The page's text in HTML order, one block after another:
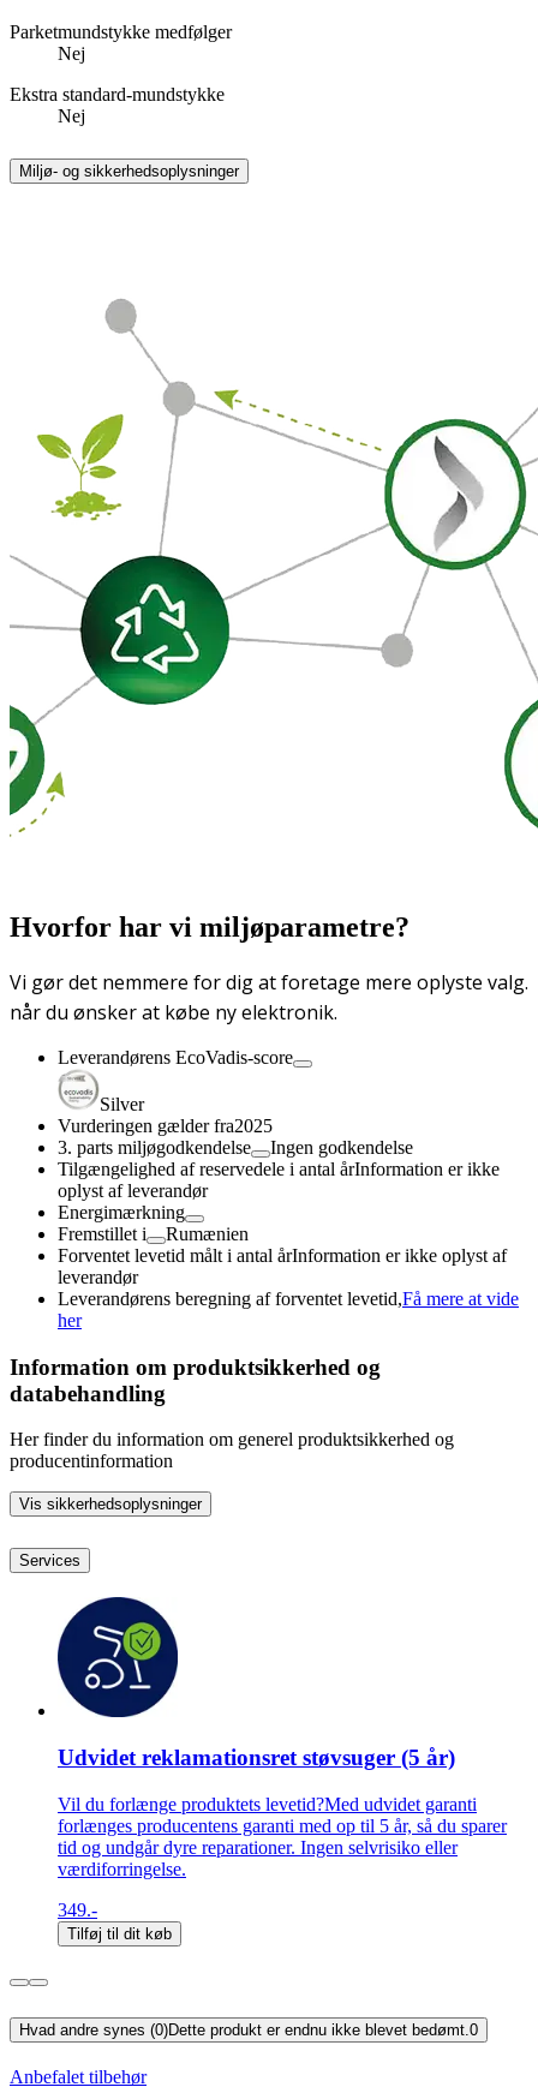
Parketmundstykke medfølger
Nej
Ekstra standard-mundstykke
Nej
Miljø- og sikkerhedsoplysninger
Hvorfor har vi miljøparametre?
Vi gør det nemmere for dig at foretage mere oplyste valg.
når du ønsker at købe ny elektronik.
Leverandørens EcoVadis-score
Silver
Vurderingen gælder fra2025
3. parts miljøgodkendelse
Ingen godkendelse
Tilgængelighed af reservedele i antal årInformation er ikke
oplyst af leverandør
Energimærkning
Fremstillet i
Rumænien
Forventet levetid målt i antal årInformation er ikke oplyst af
leverandør
Leverandørens beregning af forventet levetid,Få mere at vide
her
Information om produktsikkerhed og
databehandling
Her finder du information om generel produktsikkerhed og
producentinformation
Vis sikkerhedsoplysninger
Services
Udvidet reklamationsret støvsuger (5 år)
Vil du forlænge produktets levetid?Med udvidet garanti
forlænges producentens garanti med op til 5 år, så du sparer
tid og undgår dyre reparationer. Ingen selvrisiko eller
værdiforringelse.
349.-
Tilføj til dit køb
Hvad andre synes (0)Dette produkt er endnu ikke blevet bedømt.0
Anbefalet tilbehør